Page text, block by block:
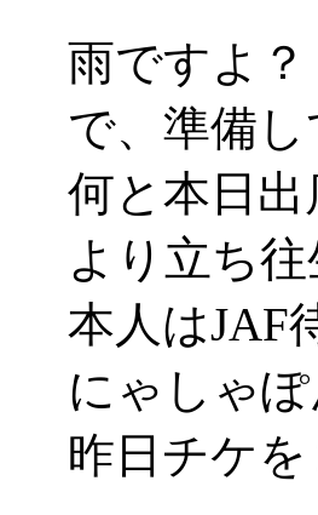
雨ですよ？
で、準備
何と本日出
より立ち
本人はJAF
にゃしゃ
昨日チケ